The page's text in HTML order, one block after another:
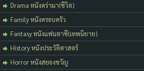
Drama หนังดร่ามา(ชีวิต)
Family หนังครอบครัว
Fantasy หนังแฟนตาซี(เทพนิยาย)
History หนังประวัติศาสตร์
Horror หนังสยองขวัญ